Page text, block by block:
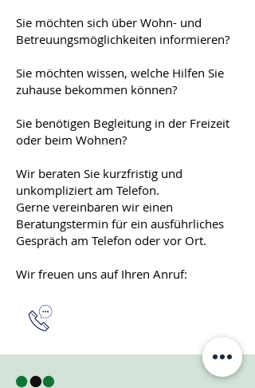
Sie möchten sich über Wohn- und
Betreuungsmöglichkeiten informieren?
Sie möchten wissen, welche Hilfen Sie
zuhause bekommen können?
Sie benötigen Begleitung in der Freizeit
oder beim Wohnen?
Wir beraten Sie kurzfristig und
unkompliziert am Telefon.
Gerne vereinbaren wir einen
Beratungstermin für ein ausführliches
Gespräch am Telefon oder vor Ort.
Wir freuen uns auf Ihren Anruf: